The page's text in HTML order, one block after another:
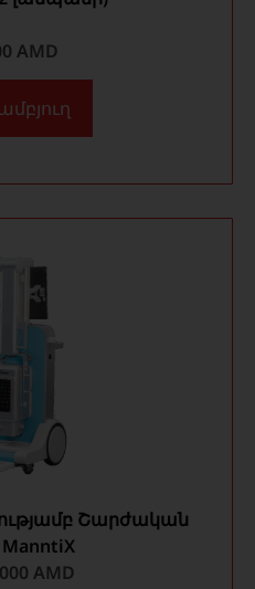
AMD
Շարժական
AMD